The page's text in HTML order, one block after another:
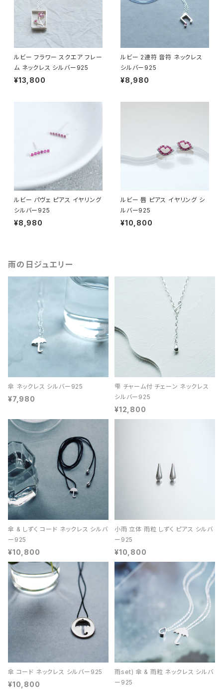
ルビー フラワー スクエア フレー
ム ネックレス シルバー925
¥13,800
ルビー 2連符 音符 ネックレス
シルバー925
¥8,980
ルビー パヴェ ピアス イヤリング
シルバー925
¥8,980
ルビー 唇 ピアス イヤリング シ
ルバー925
¥10,800
雨の日ジュエリー
傘 ネックレス シルバー925
¥7,980
雫 チャーム付 チェーン ネックレス
シルバー925
¥12,800
傘 & しずく コード ネックレス シルバ
ー925
¥10,800
小雨 立体 雨粒 しずく ピアス シルバ
ー925
¥10,800
傘 コード ネックレス シルバー925
¥10,800
雨set) 傘 & 雨粒 ネックレス シルバ
ー925